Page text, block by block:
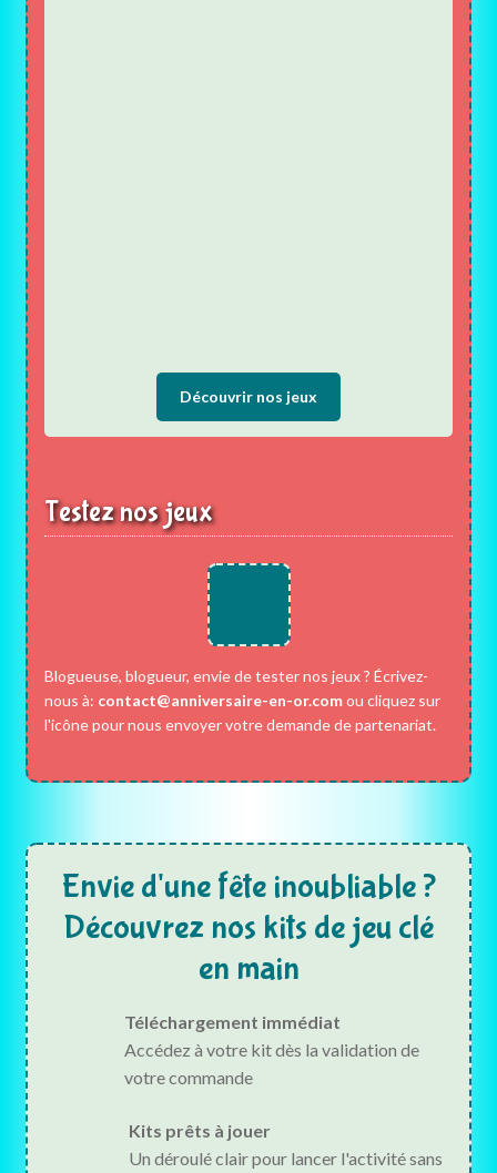
Découvrir nos jeux
Testez nos jeux
Blogueuse, blogueur, envie de tester nos jeux ? Écrivez-
nous à: contact@anniversaire-en-or.comou cliquez sur
l'icône pour nous envoyer votre demande de partenariat.
Envie d'une fête inoubliable ?
Découvrez nos kits de jeu clé
en main
Téléchargement immédiat
Accédez à votre kit dès la validation de
votre commande
Kits prêts à jouer
Un déroulé clair pour lancer l'activité sans